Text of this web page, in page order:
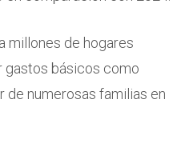
millones de hogares
gastos básicos como
de numerosas familias en